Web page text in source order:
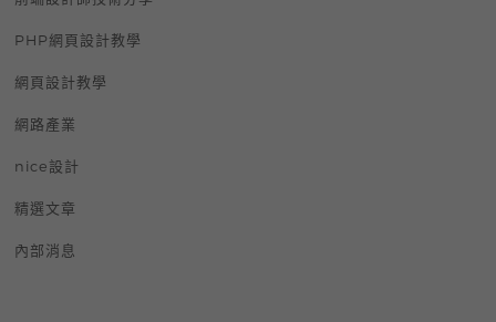
PHP網頁設計教學
網頁設計教學
網路產業
nice設計
精選文章
內部消息